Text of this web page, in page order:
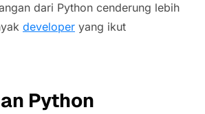
dari Python cenderung lebih
developer yang ikut
Python